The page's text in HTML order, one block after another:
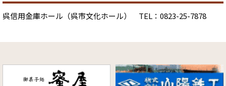
呉信用金庫ホール（呉市文化ホール） TEL：0823-25-7878